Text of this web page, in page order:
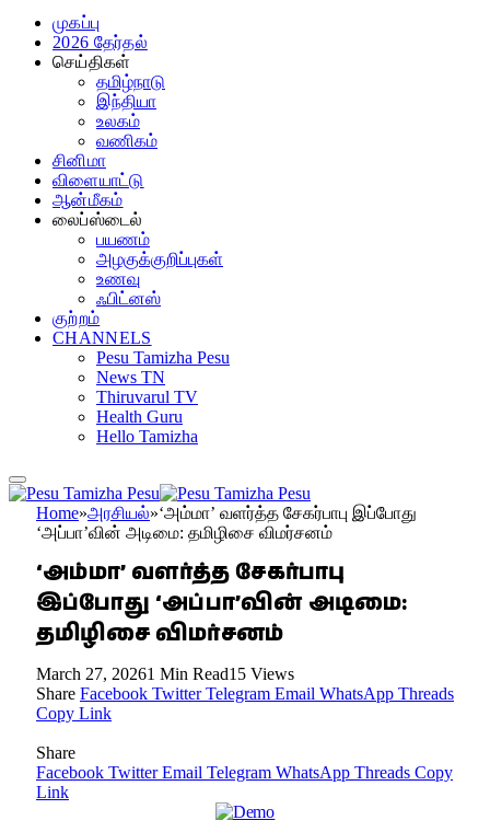
முகப்பு
2026 தேர்தல்
செய்திகள்
தமிழ்நாடு
இந்தியா
உலகம்
வணிகம்
சினிமா
விளையாட்டு
ஆன்மீகம்
லைப்ஸ்டைல்
பயணம்
அழகுக்குறிப்புகள்
உணவு
ஃபிட்னஸ்
குற்றம்
CHANNELS
Pesu Tamizha Pesu
News TN
Thiruvarul TV
Health Guru
Hello Tamizha
Home»அரசியல்»‘அம்மா’ வளர்த்த சேகர்பாபு இப்போது
‘அப்பா’வின் அடிமை: தமிழிசை விமர்சனம்
‘அம்மா’ வளர்த்த சேகர்பாபு
இப்போது ‘அப்பா’வின் அடிமை:
தமிழிசை விமர்சனம்
March 27, 20261 Min Read15 Views
Share Facebook Twitter Telegram Email WhatsApp Threads
Copy Link
Share
Facebook Twitter Email Telegram WhatsApp Threads Copy
Link